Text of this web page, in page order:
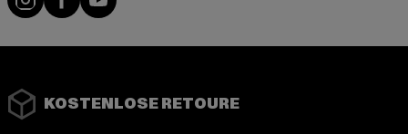
KOSTENLOSE RETOURE